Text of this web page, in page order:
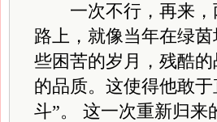
一次不行，再来，
路上，就像当年在绿
些困苦的岁月，残酷
的品质。这使得他敢
斗”。 这一次重新归来